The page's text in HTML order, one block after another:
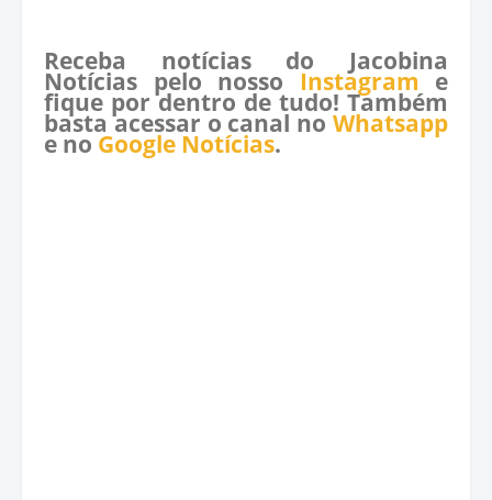
Receba notícias do Jacobina
Notícias pelo nosso Instagram e
fique por dentro de tudo! Também
basta acessar o canal no Whatsapp
e no Google Notícias.